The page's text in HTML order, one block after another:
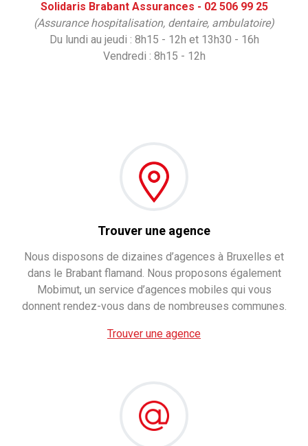
Solidaris Brabant Assurances - 02 506 99 25
(Assurance hospitalisation, dentaire, ambulatoire)
Du lundi au jeudi : 8h15 - 12h et 13h30 - 16h
Vendredi : 8h15 - 12h
Trouver une agence
Nous disposons de dizaines d’agences à Bruxelles et
dans le Brabant flamand. Nous proposons également
Mobimut, un service d’agences mobiles qui vous
donnent rendez-vous dans de nombreuses communes.
Trouver une agence